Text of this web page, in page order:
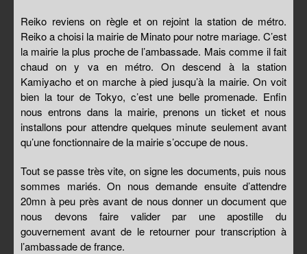
Reiko reviens on règle et on rejoint la station de métro.
Reiko a choisi la mairie de Minato pour notre mariage. C’est
la mairie la plus proche de l’ambassade. Mais comme il fait
chaud on y va en métro. On descend à la station
Kamiyacho et on marche à pied jusqu’à la mairie. On voit
bien la tour de Tokyo, c’est une belle promenade. Enfin
nous entrons dans la mairie, prenons un ticket et nous
installons pour attendre quelques minute seulement avant
qu’une fonctionnaire de la mairie s’occupe de nous.
Tout se passe très vite, on signe les documents, puis nous
sommes mariés. On nous demande ensuite d’attendre
20mn à peu près avant de nous donner un document que
nous devons faire valider par une apostille du
gouvernement avant de le retourner pour transcription à
l’ambassade de france.